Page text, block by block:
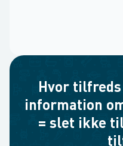
Hvor tilfreds
information
= slet ikke